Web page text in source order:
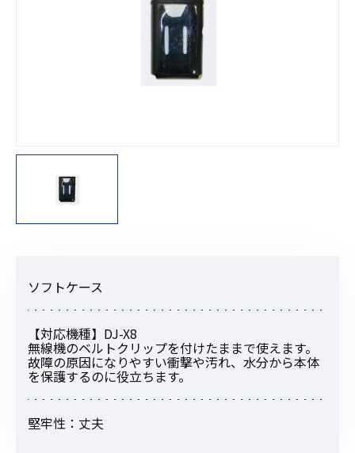
ソフトケース
【対応機種】DJ-X8
無線機のベルトクリップを付けたままで使えます。
故障の原因になりやすい衝撃や汚れ、水分から本体
を保護するのに役立ちます。
堅牢性：丈夫